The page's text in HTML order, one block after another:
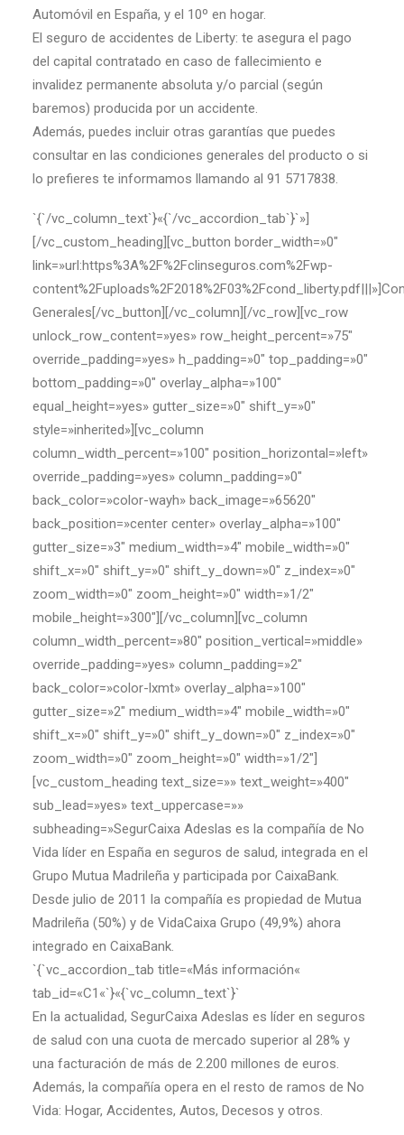
Automóvil en España, y el 10º en hogar.
El seguro de accidentes de Liberty: te asegura el pago
del capital contratado en caso de fallecimiento e
invalidez permanente absoluta y/o parcial (según
baremos) producida por un accidente.
Además, puedes incluir otras garantías que puedes
consultar en las condiciones generales del producto o si
lo prefieres te informamos llamando al 91 5717838.
`{`/vc_column_text`}«{`/vc_accordion_tab`}`»]
[/vc_custom_heading][vc_button border_width=»0″
link=»url:https%3A%2F%2Fclinseguros.com%2Fwp-
Generales[/vc_button][/vc_column][/vc_row][vc_row
unlock_row_content=»yes» row_height_percent=»75″
override_padding=»yes» h_padding=»0″ top_padding=»0″
bottom_padding=»0″ overlay_alpha=»100″
equal_height=»yes» gutter_size=»0″ shift_y=»0″
style=»inherited»][vc_column
column_width_percent=»100″ position_horizontal=»left»
override_padding=»yes» column_padding=»0″
back_color=»color-wayh» back_image=»65620″
back_position=»center center» overlay_alpha=»100″
gutter_size=»3″ medium_width=»4″ mobile_width=»0″
shift_x=»0″ shift_y=»0″ shift_y_down=»0″ z_index=»0″
zoom_width=»0″ zoom_height=»0″ width=»1/2″
mobile_height=»300″][/vc_column][vc_column
column_width_percent=»80″ position_vertical=»middle»
override_padding=»yes» column_padding=»2″
back_color=»color-lxmt» overlay_alpha=»100″
gutter_size=»2″ medium_width=»4″ mobile_width=»0″
shift_x=»0″ shift_y=»0″ shift_y_down=»0″ z_index=»0″
zoom_width=»0″ zoom_height=»0″ width=»1/2″]
[vc_custom_heading text_size=»» text_weight=»400″
sub_lead=»yes» text_uppercase=»»
subheading=»SegurCaixa Adeslas es la compañía de No
Vida líder en España en seguros de salud, integrada en el
Grupo Mutua Madrileña y participada por CaixaBank.
Desde julio de 2011 la compañía es propiedad de Mutua
Madrileña (50%) y de VidaCaixa Grupo (49,9%) ahora
integrado en CaixaBank.
`{`vc_accordion_tab title=«Más información«
tab_id=«C1«`}«{`vc_column_text`}`
En la actualidad, SegurCaixa Adeslas es líder en seguros
de salud con una cuota de mercado superior al 28% y
una facturación de más de 2.200 millones de euros.
Además, la compañía opera en el resto de ramos de No
Vida: Hogar, Accidentes, Autos, Decesos y otros.